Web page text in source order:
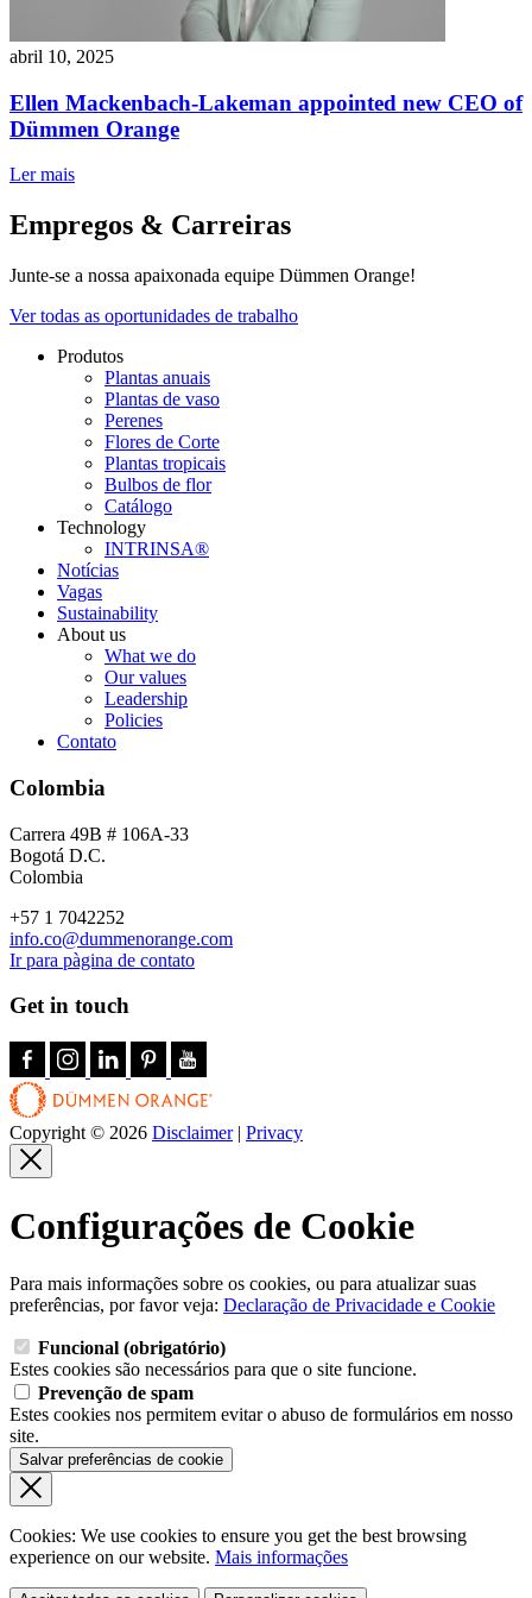
abril 10, 2025
Ellen Mackenbach-Lakeman appointed new CEO of
Dümmen Orange
Ler mais
Empregos & Carreiras
Junte-se a nossa apaixonada equipe Dümmen Orange!
Ver todas as oportunidades de trabalho
Produtos
Plantas anuais
Plantas de vaso
Perenes
Flores de Corte
Plantas tropicais
Bulbos de flor
Catálogo
Technology
INTRINSA®
Notícias
Vagas
Sustainability
About us
What we do
Our values
Leadership
Policies
Contato
Colombia
Carrera 49B # 106A-33
Bogotá D.C.
Colombia
+57 1 7042252
info.co@dummenorange.com
Ir para pàgina de contato
Get in touch
Copyright © 2026 Disclaimer| Privacy
Configurações de Cookie
Para mais informações sobre os cookies, ou para atualizar suas
preferências, por favor veja: Declaração de Privacidade e Cookie
Funcional (obrigatório)
Estes cookies são necessários para que o site funcione.
Prevenção de spam
Estes cookies nos permitem evitar o abuso de formulários em nosso
site.
Salvar preferências de cookie
Cookies: We use cookies to ensure you get the best browsing
experience on our website. Mais informações